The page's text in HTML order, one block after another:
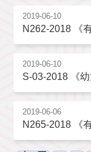
2019-06-10
N262-2018 《
2019-06-10
S-03-2018 《幼
2019-06-06
N265-2018 《